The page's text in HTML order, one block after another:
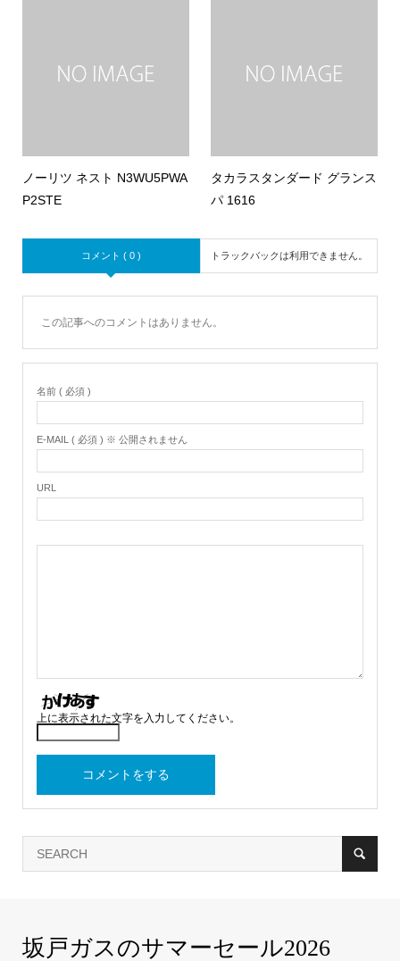
ノーリツ ネスト N3WU5PWA
P2STE
タカラスタンダード グランス
パ 1616
コメント ( 0 ) トラックバックは利用できません。
この記事へのコメントはありません。
名前 ( 必須 )
E-MAIL ( 必須 ) ※ 公開されません
URL
上に表示された文字を入力してください。
坂戸ガスのサマーセール2026